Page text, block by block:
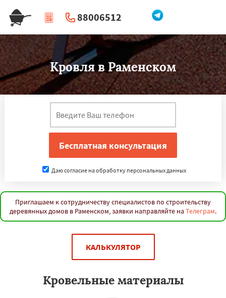
88006512
| Перезвоните мне
Кровля в Раменском
Даю согласие на обработку персональных данных
Приглашаем к сотрудничеству специалистов по строительству
деревянных домов в Раменском, заявки направляйте на Телеграм.
КАЛЬКУЛЯТОР
Кровельные материалы